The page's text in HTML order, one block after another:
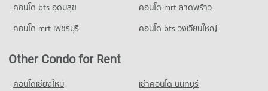
Condo for Rent near Ramkhamhaeng 33
0 properties for rent
1 properties for sale
Condo Ramkhamhaeng 12
คอนโด bts อุดมสุข
คอนโด mrt ลาดพร้าว
คอนโด mrt เพชรบุรี
คอนโด bts วงเวียนใหญ่
Other Condo for Rent
คอนโดเชียงใหม่
เช่าคอนโด นนทบุรี